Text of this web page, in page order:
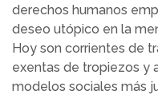
derechos humanos
deseo utópico en la
Hoy son corrientes de
exentas de tropiezos y
modelos sociales más